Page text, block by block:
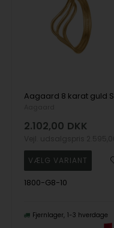
2.102,00 DKK
1800-G8-10
Fjernlager 1-3 hverdage